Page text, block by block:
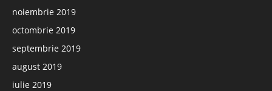
noiembrie 2019
octombrie 2019
septembrie 2019
august 2019
iulie 2019